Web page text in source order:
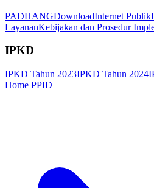
PADHANGDownloadInternet Publik
LayananKebijakan dan Prosedur
IPKD
IPKD Tahun 2023IPKD Tahun 2024
Home PPID